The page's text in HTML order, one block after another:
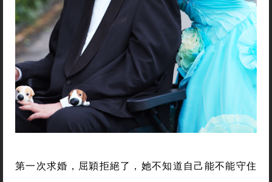
第一次求婚，屈穎拒絕了，她不知道自己能不能守住